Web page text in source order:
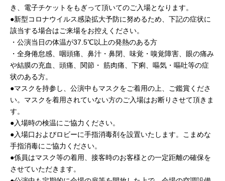
き、電子チケットをもぎって頂いてのご入場となります。
●新型コロナウイルス感染拡大予防に努めるため、下記の症状に
該当する場合はご来場をお控えください。
・公演当日の体温が37.5℃以上の発熱のある方
・全身倦怠感、咽頭痛、鼻汁・鼻閉、味覚・嗅覚障害、眼の痛み
や結膜の充血、頭痛、関節・ 筋肉痛、下痢、嘔気・嘔吐等の症
状のある方。
●マスクを持参し、公演中もマスクをご着用の上、ご鑑賞くださ
い。マスクを着用されていない方のご入場はお断りさせて頂きま
す。
●入場時の検温にご協力ください。
●入場口およびロビーに手指消毒剤を設置いたします。こまめな
手指消毒にご協力ください。
●係員はマスク等の着用、接客時のお客様との一定距離の確保を
させていただきます。